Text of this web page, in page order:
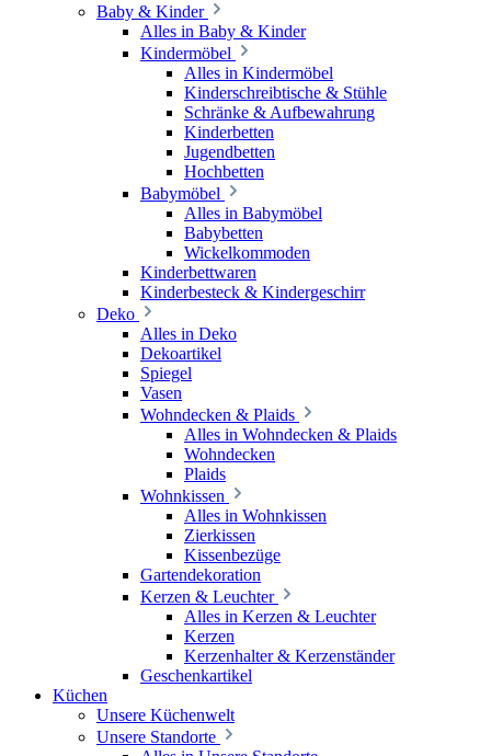
Baby & Kinder
Alles in Baby & Kinder
Kindermöbel
Alles in Kindermöbel
Kinderschreibtische & Stühle
Schränke & Aufbewahrung
Kinderbetten
Jugendbetten
Hochbetten
Babymöbel
Alles in Babymöbel
Babybetten
Wickelkommoden
Kinderbettwaren
Kinderbesteck & Kindergeschirr
Deko
Alles in Deko
Dekoartikel
Spiegel
Vasen
Wohndecken & Plaids
Alles in Wohndecken & Plaids
Wohndecken
Plaids
Wohnkissen
Alles in Wohnkissen
Zierkissen
Kissenbezüge
Gartendekoration
Kerzen & Leuchter
Alles in Kerzen & Leuchter
Kerzen
Kerzenhalter & Kerzenständer
Geschenkartikel
Küchen
Unsere Küchenwelt
Unsere Standorte